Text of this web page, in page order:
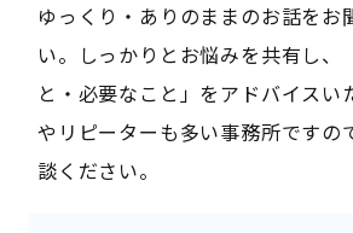
ゆっくり・ありのままのお話をお
い。しっかりとお悩みを共有し、
と・必要なこと」をアドバイスい
やリピーターも多い事務所ですの
談ください。